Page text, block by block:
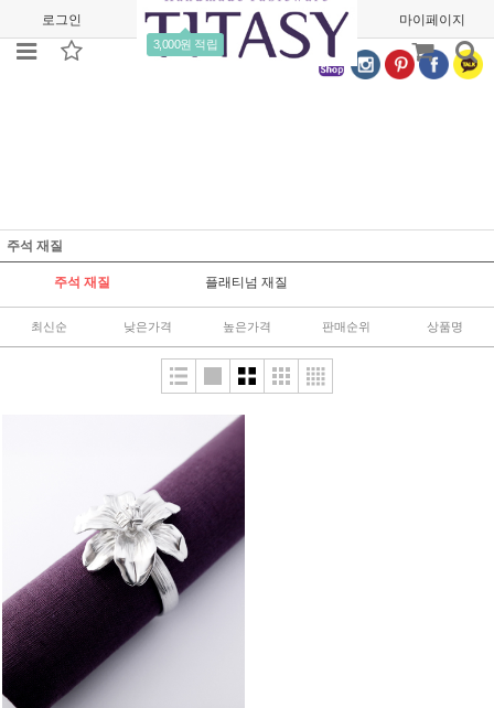
로그인 회원가입
3,000원 적립
주문조회 마이페이지
주석 재질
주석 재질 플래티넘 재질
최신순 낮은가격 높은가격 판매순위 상품명